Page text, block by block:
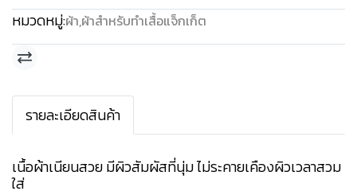
หมวดหมู่:ผ้า,ผ้าสำหรับทำเสื้อแจ็กเก็ต
รายละเอียดสินค้า
เนื้อผ้าเนียนสวย มีผิวสัมผัสที่นุ่ม ไม่ระคายเคืองผิวเวลาสวม
ใส่